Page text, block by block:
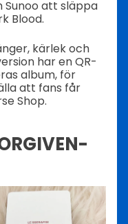
Sunoo att släppa
Blood.
kärlek och
har en QR-
album, för
att fans får
Shop.